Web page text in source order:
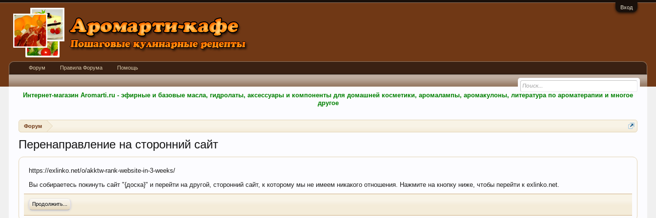
Вход
Интернет-магазин Aromarti.ru - эфирные и базовые масла, гидролаты, аксессуары и компоненты для домашней косметики, аромалампы, аромакулоны, литература по ароматерапии и многое
другое
Форум
Перенаправление на сторонний сайт
https://exlinko.net/o/akktw-rank-website-in-3-weeks/
Вы собираетесь покинуть сайт "{доска}" и перейти на другой, сторонний сайт, к которому мы не имеем никакого отношения. Нажмите на кнопку ниже, чтобы перейти к exlinko.net.
Продолжить...
Форум Правила Форума Помощь